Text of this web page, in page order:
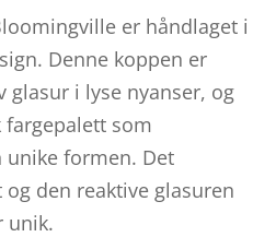
er håndlaget i
Denne koppen er
glasur i lyse nyanser, og
som
formen. Det
den reaktive glasuren
unik.